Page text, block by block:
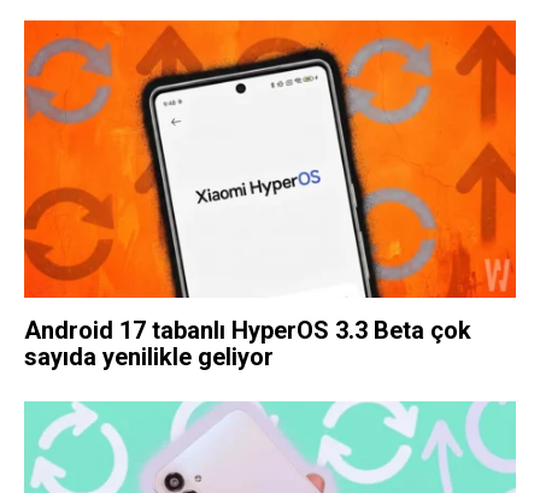
Android 17 tabanlı HyperOS 3.3 Beta çok
sayıda yenilikle geliyor